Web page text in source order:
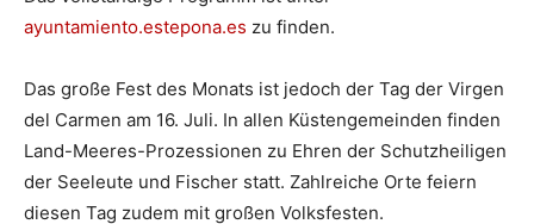
ayuntamiento.estepona.es zu finden.
Das große Fest des Monats ist jedoch der Tag der Virgen
del Carmen am 16. Juli. In allen Küstengemeinden finden
Land-Meeres-Prozessionen zu Ehren der Schutzheiligen
der Seeleute und Fischer statt. Zahlreiche Orte feiern
diesen Tag zudem mit großen Volksfesten.